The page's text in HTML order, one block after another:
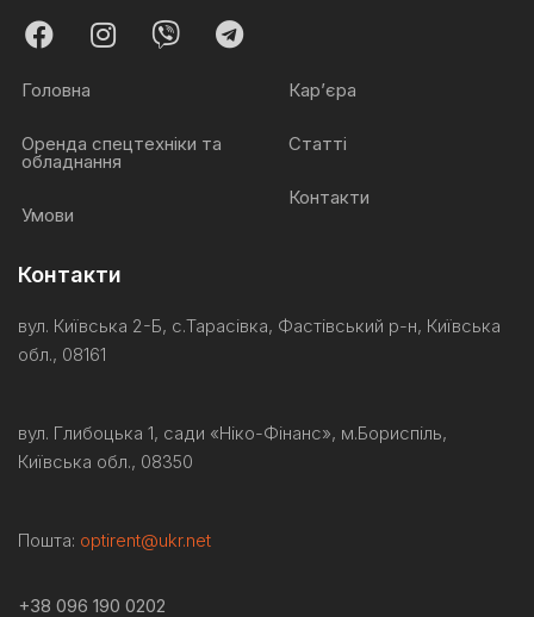
Головна
Оренда спецтехніки та
обладнання
Умови
Кар’єра
Статті
Контакти
Контакти
вул. Київська 2-Б, с.Тарасівка, Фастівський р-н, Київська
обл., 08161
вул. Глибоцька 1, сади «Ніко-Фінанс», м.Бориспіль,
Київська обл., 08350
Пошта: optirent@ukr.net
+38 096 190 0202